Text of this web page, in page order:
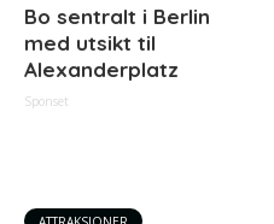
Bo sentralt i Berlin
med utsikt til
Alexanderplatz
Sponset